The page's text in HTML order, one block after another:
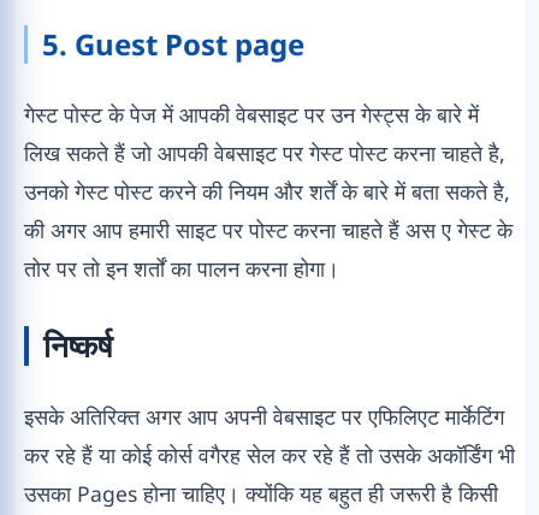
5. Guest Post page
गेस्ट पोस्ट के पेज में आपकी वेबसाइट पर उन गेस्ट्स के बारे में
लिख सकते हैं जो आपकी वेबसाइट पर गेस्ट पोस्ट करना चाहते है,
उनको गेस्ट पोस्ट करने की नियम और शर्तें के बारे में बता सकते है,
की अगर आप हमारी साइट पर पोस्ट करना चाहते हैं अस ए गेस्ट के
तोर पर तो इन शर्तों का पालन करना होगा।
निष्कर्ष
इसके अतिरिक्त अगर आप अपनी वेबसाइट पर एफिलिएट मार्केटिंग
कर रहे हैं या कोई कोर्स वगैरह सेल कर रहे हैं तो उसके अकॉर्डिंग भी
उसका Pages होना चाहिए। क्योंकि यह बहुत ही जरूरी है किसी